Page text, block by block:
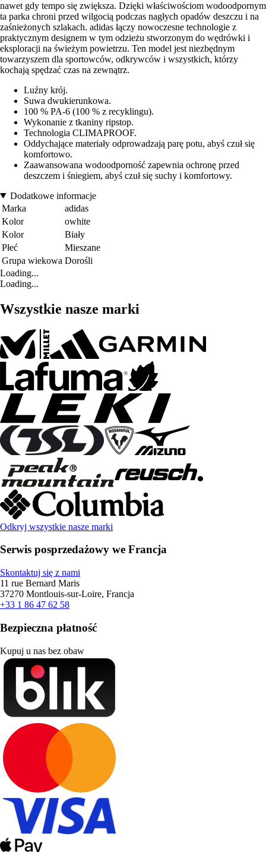
nawet gdy tempo się zwiększa. Dzięki właściwościom wodoodpornym
ta parka chroni przed wilgocią podczas nagłych opadów deszczu i na
zaśnieżonych szlakach. adidas łączy nowoczesne technologie z
praktycznym designem w tym odzieżu stworzonym do wędrówki i
eksploracji na świeżym powietrzu. Ten model jest niezbędnym
towarzyszem dla sportowców, odkrywców i wszystkich, którzy
kochają spędzać czas na zewnątrz.
Luźny krój.
Suwa dwukierunkowa.
100 % PA-6 (100 % z recyklingu).
Wykonanie z tkaniny ripstop.
Technologia CLIMAPROOF.
Oddychające materiały odprowadzają parę potu, abyś czuł się
komfortowo.
Zaawansowana wodoodporność zapewnia ochronę przed
deszczem i śniegiem, abyś czuł się suchy i komfortowy.
Dodatkowe informacje
Marka
adidas
Kolor
owhite
Kolor
Biały
Płeć
Mieszane
Grupa wiekowa Dorośli
Loading...
Loading...
Wszystkie nasze marki
Odkryj wszystkie nasze marki
Serwis posprzedażowy we Francja
Skontaktuj się z nami
11 rue Bernard Maris
37270 Montlouis-sur-Loire, Francja
+33 1 86 47 62 58
Bezpieczna płatność
Kupuj u nas bez obaw